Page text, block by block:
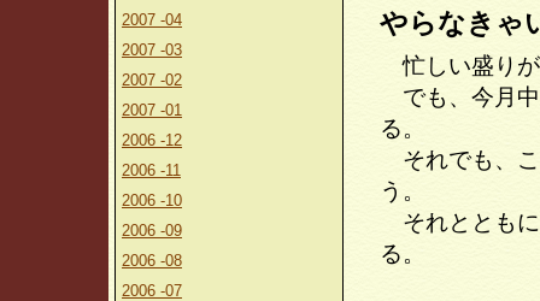
2007 -04
2007 -03
2007 -02
2007 -01
2006 -12
2006 -11
2006 -10
2006 -09
2006 -08
2006 -07
やらなきゃ
忙しい盛り
でも、今月中
る。
それでも、こ
う。
それとともに
る。